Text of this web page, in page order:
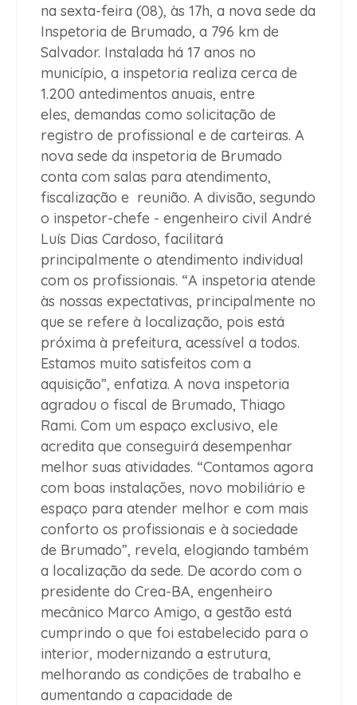
na sexta-feira (08), às 17h, a nova sede da
Inspetoria de Brumado, a 796 km de
Salvador. Instalada há 17 anos no
município, a inspetoria realiza cerca de
1.200 antedimentos anuais, entre
eles, demandas como solicitação de
registro de profissional e de carteiras. A
nova sede da inspetoria de Brumado
conta com salas para atendimento,
fiscalização e reunião. A divisão, segundo
o inspetor-chefe - engenheiro civil André
Luís Dias Cardoso, facilitará
principalmente o atendimento individual
com os profissionais. “A inspetoria atende
às nossas expectativas, principalmente no
que se refere à localização, pois está
próxima à prefeitura, acessível a todos.
Estamos muito satisfeitos com a
aquisição”, enfatiza. A nova inspetoria
agradou o fiscal de Brumado, Thiago
Rami. Com um espaço exclusivo, ele
acredita que conseguirá desempenhar
melhor suas atividades. “Contamos agora
com boas instalações, novo mobiliário e
espaço para atender melhor e com mais
conforto os profissionais e à sociedade
de Brumado”, revela, elogiando também
a localização da sede. De acordo com o
presidente do Crea-BA, engenheiro
mecânico Marco Amigo, a gestão está
cumprindo o que foi estabelecido para o
interior, modernizando a estrutura,
melhorando as condições de trabalho e
aumentando a capacidade de